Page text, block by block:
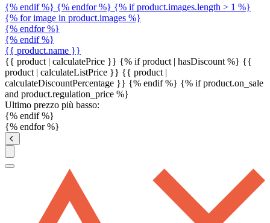
{% endif %} {% endfor %} {% if product.images.length > 1 %}
{% for image in product.images %}
{% endfor %}
{% endif %}
{{ product.name }}
{{ product | calculatePrice }} {% if product | hasDiscount %} {{
product | calculateListPrice }} {{ product |
calculateDiscountPercentage }} {% endif %} {% if product.on_sale
and product.regulation_price %}
Ultimo prezzo più basso:
{% endif %}
{% endfor %}